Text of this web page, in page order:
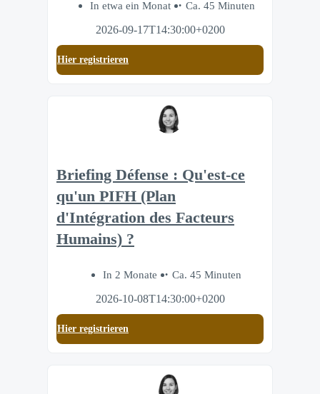
In etwa ein Monat
Ca. 45 Minuten
2026-09-17T14:30:00+0200
Hier registrieren
Briefing Défense : Qu'est-ce
qu'un PIFH (Plan
d'Intégration des Facteurs
Humains) ?
In 2 Monate
Ca. 45 Minuten
2026-10-08T14:30:00+0200
Hier registrieren